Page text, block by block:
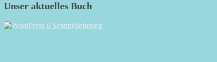
Unser aktuelles Buch